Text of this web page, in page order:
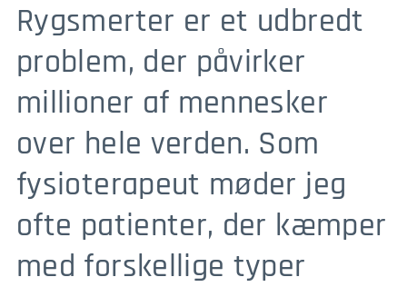
Rygsmerter er et udbredt
problem, der påvirker
millioner af mennesker
over hele verden. Som
fysioterapeut møder jeg
ofte patienter, der kæmper
med forskellige typer